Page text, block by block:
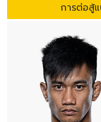
การต่อสู้